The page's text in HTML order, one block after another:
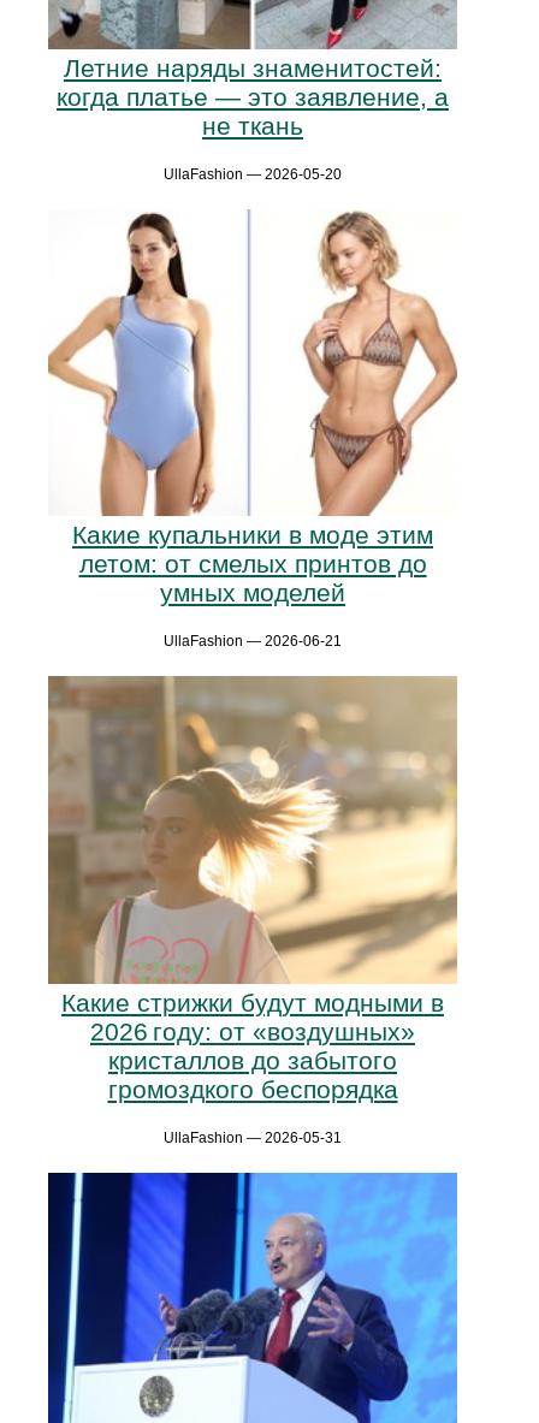
Летние наряды знаменитостей:
когда платье — это заявление, а
не ткань
UllaFashion — 2026-05-20
Какие купальники в моде этим
летом: от смелых принтов до
умных моделей
UllaFashion — 2026-06-21
Какие стрижки будут модными в
2026 году: от «воздушных»
кристаллов до забытого
громоздкого беспорядка
UllaFashion — 2026-05-31